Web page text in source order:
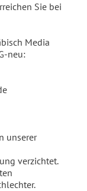
Sie bei
Media
neu:
unserer
verzichtet.